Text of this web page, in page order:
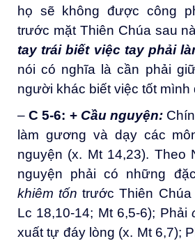
họ sẽ không được công
trước mặt Thiên Chúa sau
tay trái biết việc tay phải
nói có nghĩa là cần phải
người khác biết việc tốt mình
–C 5-6: + Cầu nguyện:
làm gương và dạy các
nguyện (x. Mt 14,23). Theo
nguyện phải có những
khiêm tốn trước Thiên
Lc 18,10-14; Mt 6,5-6); Phải
xuất tự đáy lòng (x. Mt 6,7);